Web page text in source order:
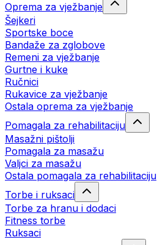
Oprema za vježbanje
Šejkeri
Sportske boce
Bandaže za zglobove
Remeni za vježbanje
Gurtne i kuke
Ručnici
Rukavice za vježbanje
Ostala oprema za vježbanje
Pomagala za rehabilitaciju
Masažni pištolji
Pomagala za masažu
Valjci za masažu
Ostala pomagala za rehabilitaciju
Torbe i ruksaci
Torbe za hranu i dodaci
Fitness torbe
Ruksaci